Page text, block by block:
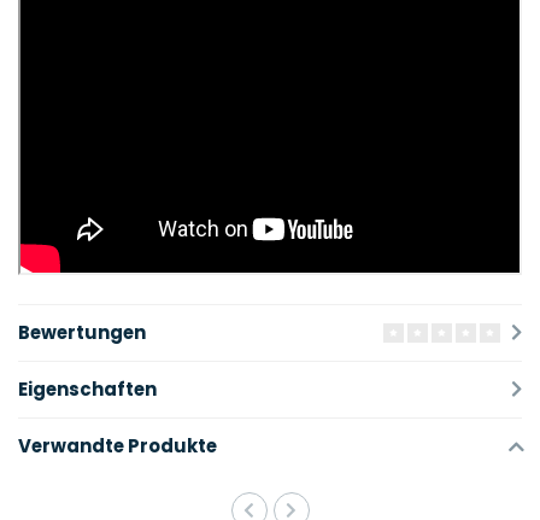
Bewertungen
Eigenschaften
Verwandte Produkte